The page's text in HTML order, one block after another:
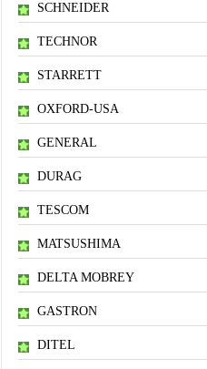
SCHNEIDER
TECHNOR
STARRETT
OXFORD-USA
GENERAL
DURAG
TESCOM
MATSUSHIMA
DELTA MOBREY
GASTRON
DITEL